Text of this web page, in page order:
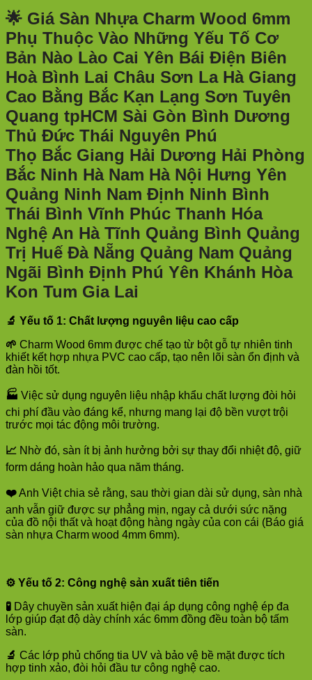
🌟 Giá Sàn Nhựa Charm Wood 6mm
Phụ Thuộc Vào Những Yếu Tố Cơ
Bản Nào Lào Cai Yên Bái Điện Biên
Hoà Bình Lai Châu Sơn La Hà Giang
Cao Bằng Bắc Kạn Lạng Sơn Tuyên
Quang tpHCM Sài Gòn Bình Dương
Thủ Đức Thái Nguyên Phú
Thọ Bắc Giang Hải Dương Hải Phòng
Bắc Ninh Hà Nam Hà Nội Hưng Yên
Quảng Ninh Nam Định Ninh Bình
Thái Bình Vĩnh Phúc Thanh Hóa
Nghệ An Hà Tĩnh Quảng Bình Quảng
Trị Huế Đà Nẵng Quảng Nam Quảng
Ngãi Bình Định Phú Yên Khánh Hòa
Kon Tum Gia Lai
🔬 Yếu tố 1: Chất lượng nguyên liệu cao cấp
🌱 Charm Wood 6mm được chế tạo từ bột gỗ tự nhiên tinh
khiết kết hợp nhựa PVC cao cấp, tạo nên lõi sàn ổn định và
đàn hồi tốt.
🏭 Việc sử dụng nguyên liệu nhập khẩu chất lượng đòi hỏi
chi phí đầu vào đáng kể, nhưng mang lại độ bền vượt trội
trước mọi tác động môi trường.
📈 Nhờ đó, sàn ít bị ảnh hưởng bởi sự thay đổi nhiệt độ, giữ
form dáng hoàn hảo qua năm tháng.
❤️Anh Việt chia sẻ rằng, sau thời gian dài sử dụng, sàn nhà
anh vẫn giữ được sự phẳng mịn, ngay cả dưới sức nặng
của đồ nội thất và hoạt động hàng ngày của con cái (Báo giá
sàn nhựa Charm wood 4mm 6mm).
⚙️ Yếu tố 2: Công nghệ sản xuất tiên tiến
🧪 Dây chuyền sản xuất hiện đại áp dụng công nghệ ép đa
lớp giúp đạt độ dày chính xác 6mm đồng đều toàn bộ tấm
sàn.
🔬 Các lớp phủ chống tia UV và bảo vệ bề mặt được tích
hợp tinh xảo, đòi hỏi đầu tư công nghệ cao.